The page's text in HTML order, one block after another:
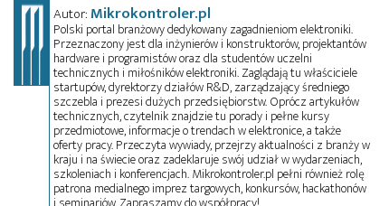
Autor:Mikrokontroler.pl
Polski portal branżowy dedykowany zagadnieniom elektroniki.
Przeznaczony jest dla inżynierów i konstruktorów, projektantów
hardware i programistów oraz dla studentów uczelni
technicznych i miłośników elektroniki. Zaglądają tu właściciele
startupów, dyrektorzy działów R&D, zarządzający średniego
szczebla i prezesi dużych przedsiębiorstw. Oprócz artykułów
technicznych, czytelnik znajdzie tu porady i pełne kursy
przedmiotowe, informacje o trendach w elektronice, a także
oferty pracy. Przeczyta wywiady, przejrzy aktualności z branży w
kraju i na świecie oraz zadeklaruje swój udział w wydarzeniach,
szkoleniach i konferencjach. Mikrokontroler.pl pełni również rolę
patrona medialnego imprez targowych, konkursów, hackathonów